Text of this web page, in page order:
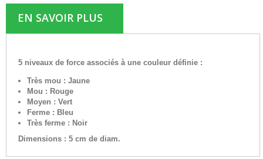
EN SAVOIR PLUS
5 niveaux de force associés à une couleur définie :
Très mou : Jaune
Mou : Rouge
Moyen : Vert
Ferme : Bleu
Très ferme : Noir
Dimensions : 5 cm de diam.